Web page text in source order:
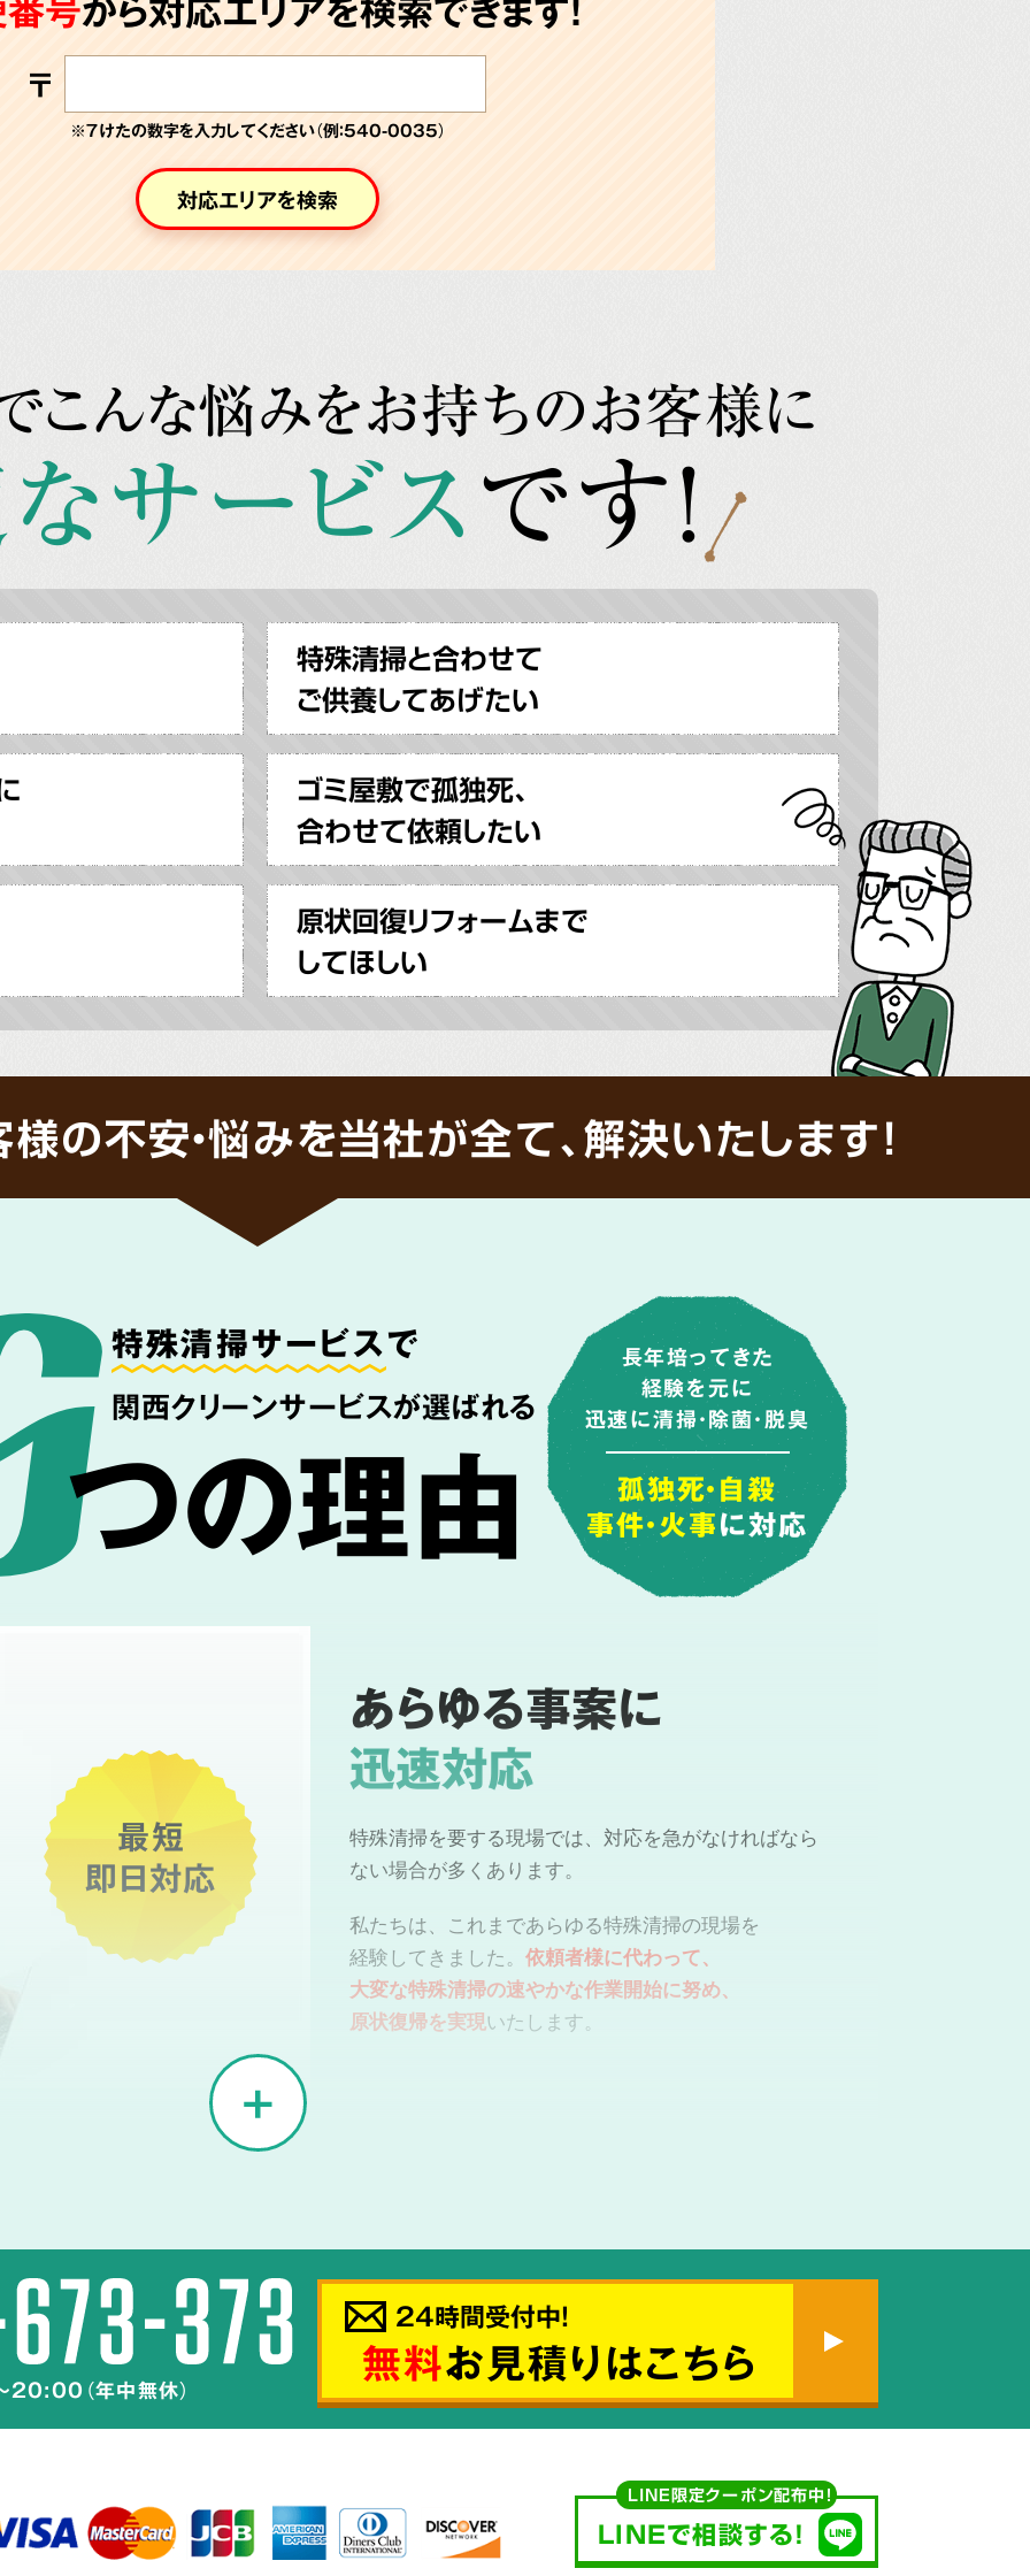
〒
※７けたの数字を入力してください（例：540-0035）
対応エリアを検索
こんな悩みをお持ちのお客様に
サービスです!
特殊清掃と合わせて
ご供養してあげたい
ゴミ屋敷で孤独死、
合わせて依頼したい
原状回復リフォームまで
してほしい
の不安・悩みを当社が全て、解決いたします!
特殊清掃サービスで
関西クリーンサービスが選ばれる
つの理由
長年培ってきた
経験を元に
迅速に清掃・除菌・脱臭
孤独死・自殺
事件・火事に対応
最短
即日対応
あらゆる事案に
迅速対応
特殊清掃を要する現場では、対応を急がなければなら
ない場合が多くあります。
私たちは、これまであらゆる特殊清掃の現場を
経験してきました。 依頼者様に代わって、
大変な特殊清掃の速やかな作業開始に努め、
原状復帰を実現いたします。
薬剤も
ご説明
物などの汚れを
へ汚染が
す。
（年中無休）
24時間受付中!
無料お見積りはこちら
LINE限定クーポン配布中！
LINEで相談する!